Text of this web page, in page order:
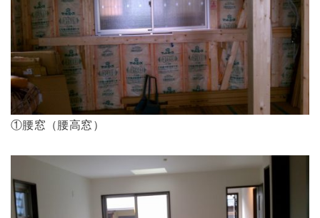
①腰窓（腰高窓）